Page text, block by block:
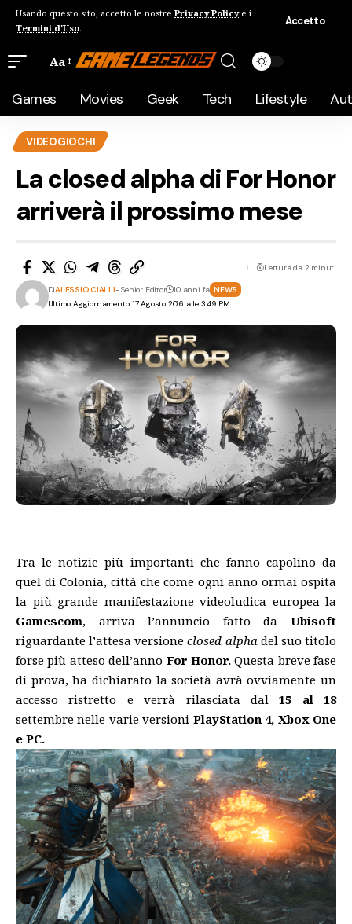
Usando questo sito, accetto le nostre Privacy Policye i
Termini d'Uso.
Accetto
Aa
Games Movies Geek Tech Lifestyle
VIDEOGIOCHI
La closed alpha di For Honor
arriverà il prossimo mese
Ultimo Aggiornamento: 17 Agosto 2016 alle 3:49 PM
DiALESSIO CIALLI- Senior Editor 10 anni fa NEWS
Lettura da 2 minuti
Tra le notizie più importanti che fanno capolino da
quel di Colonia, città che come ogni anno ormai ospita
la più grande manifestazione videoludica europea la
Gamescom, arriva l’annuncio fatto da Ubisoft
riguardante l’attesa versioneclosed alpha del suo titolo
forse più atteso dell’anno For Honor.Questa breve fase
di prova, ha dichiarato la società avrà ovviamente un
accesso ristretto e verrà rilasciata dal15 al 18
settembre nelle varie versioni PlayStation 4, Xbox One
e PC.